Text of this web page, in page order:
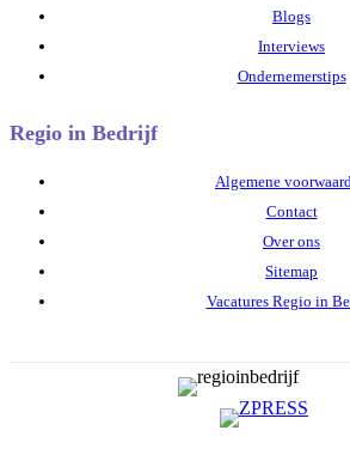
Blogs
Interviews
Ondernemerstips
Regio in Bedrijf
Algemene
Contact
Over ons
Sitemap
Vacatures Regio in